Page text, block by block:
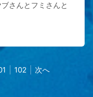
さんとフミさんと
102 次へ